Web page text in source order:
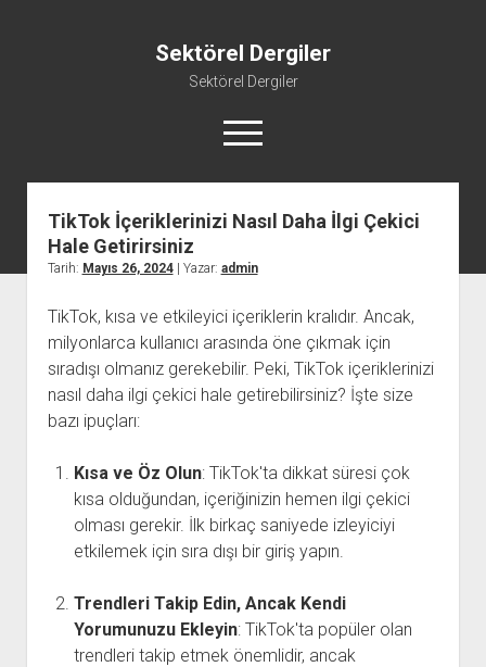
Sektörel Dergiler
Sektörel Dergiler
menüyü
aç
Linkedin Beğeni Atma Ücretsiz
Twitter Gizli Yanıt Görme
Youtube Beğeni Yükseltme Hilesi
TikTok İçeriklerinizi Nasıl Daha İlgi Çekici
Hale Getirirsiniz
Tarih: Mayıs 26, 2024| Yazar: admin
TikTok, kısa ve etkileyici içeriklerin kralıdır. Ancak,
milyonlarca kullanıcı arasında öne çıkmak için
sıradışı olmanız gerekebilir. Peki, TikTok içeriklerinizi
nasıl daha ilgi çekici hale getirebilirsiniz? İşte size
bazı ipuçları:
Kısa ve Öz Olun: TikTok'ta dikkat süresi çok
kısa olduğundan, içeriğinizin hemen ilgi çekici
olması gerekir. İlk birkaç saniyede izleyiciyi
etkilemek için sıra dışı bir giriş yapın.
Trendleri Takip Edin, Ancak Kendi
Yorumunuzu Ekleyin: TikTok'ta popüler olan
trendleri takip etmek önemlidir, ancak